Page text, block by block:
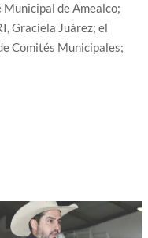
de Amealco;
Graciela Juárez; el
Comités Municipales;